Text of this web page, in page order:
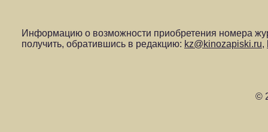
Информацию о возможности приобретения номера
получить, обратившись в редакцию: kz@kinozapiski.ru,
©